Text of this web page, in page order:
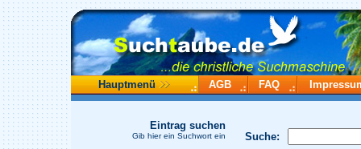
Hauptmenü AGB FAQ
Suche:
Eintrag suchen
Gib hier ein Suchwort ein